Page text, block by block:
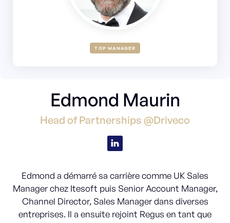
TOP MANAGER
Edmond Maurin
Head of Partnerships @Driveco
Edmond a démarré sa carrière comme UK Sales
Manager chez Itesoft puis Senior Account Manager,
Channel Director, Sales Manager dans diverses
entreprises. Il a ensuite rejoint Regus en tant que